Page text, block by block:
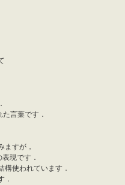
言葉です．
ますが，
現です．
構使われています．
．